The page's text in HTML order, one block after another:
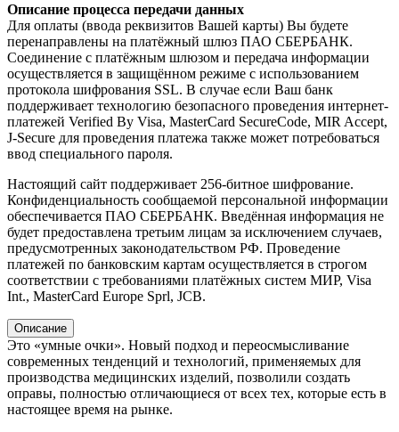
Описание процесса передачи данных
Для оплаты (ввода реквизитов Вашей карты) Вы будете
перенаправлены на платёжный шлюз ПАО СБЕРБАНК.
Соединение с платёжным шлюзом и передача информации
осуществляется в защищённом режиме с использованием
протокола шифрования SSL. В случае если Ваш банк
поддерживает технологию безопасного проведения интернет-
платежей Verified By Visa, MasterCard SecureCode, MIR Accept,
J-Secure для проведения платежа также может потребоваться
ввод специального пароля.
Настоящий сайт поддерживает 256-битное шифрование.
Конфиденциальность сообщаемой персональной информации
обеспечивается ПАО СБЕРБАНК. Введённая информация не
будет предоставлена третьим лицам за исключением случаев,
предусмотренных законодательством РФ. Проведение
платежей по банковским картам осуществляется в строгом
соответствии с требованиями платёжных систем МИР, Visa
Int., MasterCard Europe Sprl, JCB.
Описание
Это «умные очки». Новый подход и переосмысливание
современных тенденций и технологий, применяемых для
производства медицинских изделий, позволили создать
оправы, полностью отличающиеся от всех тех, которые есть в
настоящее время на рынке.